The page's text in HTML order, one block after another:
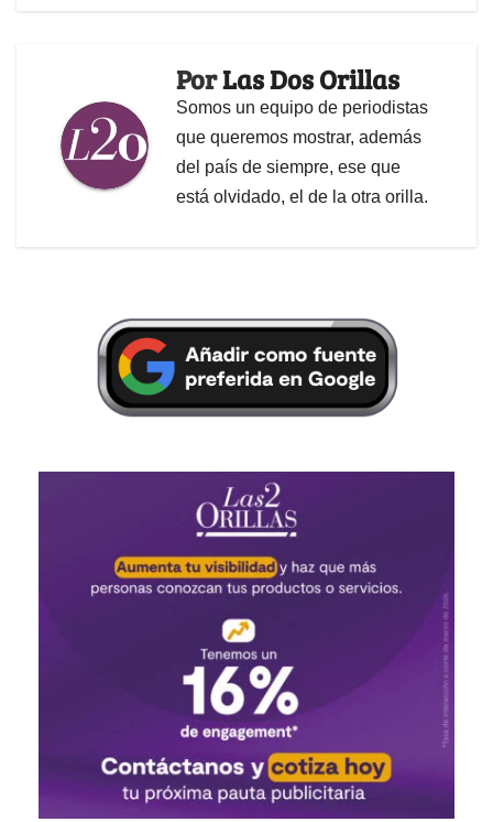
PorLas Dos Orillas
Somos un equipo de periodistas
que queremos mostrar, además
del país de siempre, ese que
está olvidado, el de la otra orilla.